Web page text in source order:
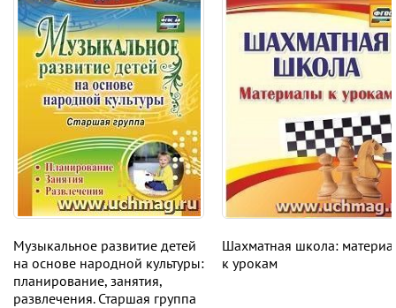
Музыкальное развитие детей
на основе народной культуры:
планирование, занятия,
развлечения. Старшая группа
Шахматная школа:
к урокам